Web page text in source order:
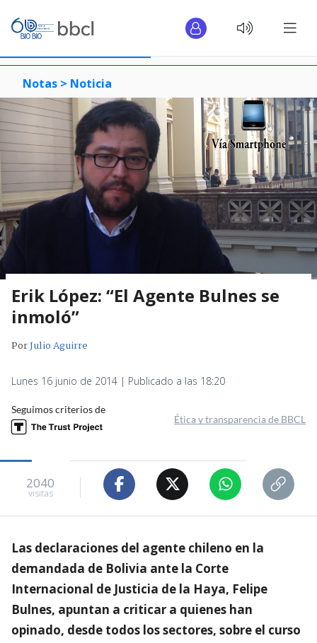
Notas > Noticia
Erik López: “El Agente Bulnes se
inmoló”
PorJulio Aguirre
Lunes 16 junio de 2014 | Publicado a las 18:20
Seguimos criterios de
Ética y transparencia de BBCL
2040
visitas
Las declaraciones del agente chileno en la
demandada de Bolivia ante la Corte
Internacional de Justicia de la Haya, Felipe
Bulnes, apuntan a criticar a quienes han
opinado, desde todos los sectores, sobre el curso